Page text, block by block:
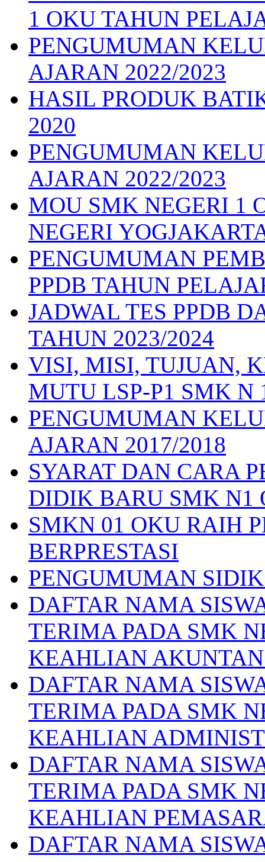
1 OKU TAHUN
PENGUMUMAN
AJARAN 2022/2023
HASIL PRODUK
2020
PENGUMUMAN
AJARAN 2022/2023
MOU SMK NEGERI 1
NEGERI
PENGUMUMAN
PPDB TAHUN
JADWAL TES PPDB
TAHUN 2023/2024
VISI, MISI, TUJUAN,
MUTU LSP-P1 SMK N
PENGUMUMAN
AJARAN 2017/2018
SYARAT DAN CARA
DIDIK BARU SMK N1
SMKN 01 OKU RAIH
BERPRESTASI
PENGUMUMAN
DAFTAR NAMA
TERIMA PADA SMK
KEAHLIAN
DAFTAR NAMA
TERIMA PADA SMK
KEAHLIAN
DAFTAR NAMA
TERIMA PADA SMK
KEAHLIAN
DAFTAR NAMA